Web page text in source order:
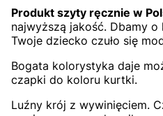
Produkt szyty ręcznie w
najwyższą jakość. Dbamy o
Twoje dziecko czuło się
Bogata kolorystyka daje
czapki do koloru kurtki.
Luźny krój z wywinięciem.